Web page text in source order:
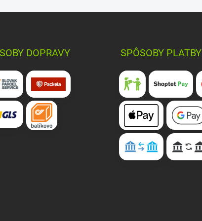
DOPRAVY SPÔSOBY PLATBY